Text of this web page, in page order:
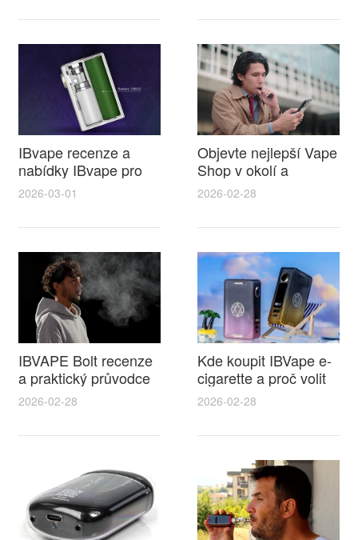
pravidla místa a
pro plnou chuť
IBvape recenze a
nabídky IBvape pro
elektronická cigareta
cen a tipy
2026-03-01
Objevte nejlepší Vape
Shop v okolí a
obrovský výběr likvid
cigarety pro
2026-02-28
IBVAPE Bolt recenze
a praktický průvodce
pro e cigareta sk s
tipy na údržbu
2026-02-28
Kde koupit IBVape e-
cigarette a proč volit
elektronická cigareta
frýdek místek při
výběru vaporizéru
2026-02-28